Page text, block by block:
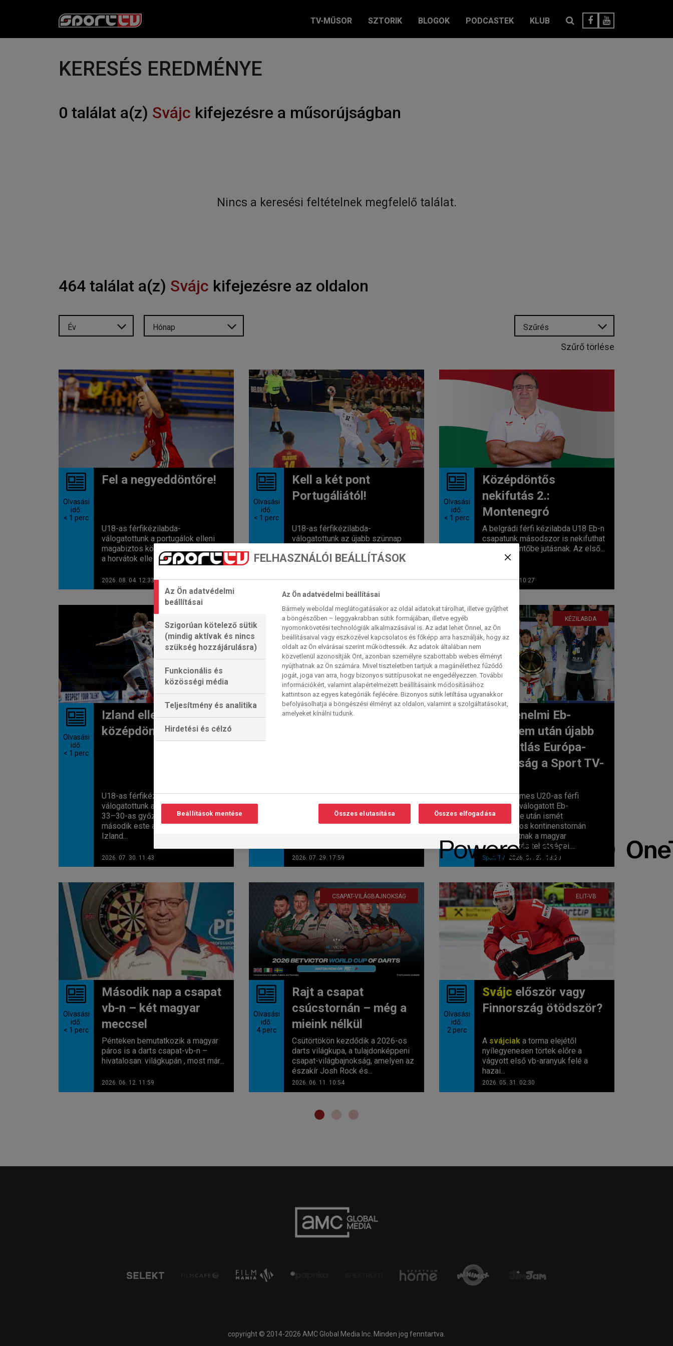
TV-MŰSOR SZTORIK BLOGOK PODCASTEK KLUB
KERESÉS EREDMÉNYE
0 találat a(z) Svájc kifejezésre a műsorújságban
Nincs a keresési feltételnek megfelelő találat.
464 találat a(z) Svájc kifejezésre az oldalon
Év Hónap Szűrés
Szűrő törlése
Olvasási
idő:
< 1 perc
Fel a negyeddöntőre!
U18-as férfikézilabda-
válogatottunk a portugálok elleni
magabiztos középdöntő siker utám
a horvátok elle már csaknm biztos...
2026. 08. 04. 12:33
Olvasási
idő:
< 1 perc
Kell a két pont
Portugáliától!
U18-as férfikézilabda-
válogatottunk az újabb szünnap
középdöntő körben szereplést a
2026. 08. 03. 12:23
Olvasási
idő:
< 1 perc
Középdöntős
nekifutás 2.:
Montenegró
A belgrádi férfi kézilabda U18 Eb-n
csapatunk másodszor is nekifuthat
a középdöntőbe jutásnak. Az első...
2026. 08. 01. 10:27
Olvasási
idő:
< 1 perc
Izland ellen már a
középdöntőért
U18-as férfikézilabda-
válogatottunk a
Svájcelleni szoros
33–30-as győzelem után a
második este a csoportfavorit
Izland...
2026. 07. 30. 11:43
SVÁJC
Újabb korosztályos
Az átütő magyar sikerrel záruló
férfi kézilabda-kontinenstorna az
U20-as Eb után egy újabb
korosztály mérettetik...
2026. 07. 29. 17:59
KÉZILABDA
A történelmi Eb-
győzelem után újabb
utánpótlás Európa-
bajnokság a Sport TV-
Az aranyérmes U20-as férfi
kézilabda-válogatott Eb-
menetelése után ismét
korosztályos kontinenstornán
bizonyíthatnak a magyar
kézilabdázás tehetségei....
Sport TV 2026. 07. 27. 13:20
Olvasási
idő:
< 1 perc
Második nap a csapat
vb-n – két magyar
meccsel
Pénteken bemutatkozik a magyar
páros is a darts csapat-vb-n –
hivatalosan: világkupán , most már...
2026. 06. 12. 11:59
CSAPAT-VILÁGBAJNOKSÁG
Olvasási
idő:
4 perc
Rajt a csapat
csúcstornán – még a
mieink nélkül
Csütörtökön kezdődik a 2026-os
darts világkupa, a tulajdonképpeni
csapat-világbajnokság, amelyen az
északír Josh Rock és...
2026. 06. 11. 10:54
ELIT-VB
Olvasási
idő:
2 perc
Svájc először vagy
Finnország ötödször?
A svájciak a torma elejétől
nyílegyenesen törtek előre a
vágyott első vb-aranyuk felé a
hazai...
2026. 05. 31. 02:30
copyright © 2014-2026 AMC Global Media Inc. Minden jog fenntartva.
FELHASZNÁLÓI BEÁLLÍTÁSOK
Az Ön adatvédelmi
beállításai
Szigorúan kötelező sütik
(mindig aktívak és nincs
szükség hozzájárulásra)
Funkcionális és
közösségi média
Teljesítmény és analitika
Hirdetési és célzó
Az Ön adatvédelmi beállításai
Bármely weboldal meglátogatásakor az oldal adatokat tárolhat, illetve gyűjthet
a böngészőben – leggyakrabban sütik formájában, illetve egyéb
nyomonkövetési technológiák alkalmazásával is. Az adat lehet Önnel, az Ön
beállításaival vagy eszközével kapcsolatos és főképp arra használják, hogy az
oldalt az Ön elvárásai szerint működtessék. Az adatok általában nem
közvetlenül azonosítják Önt, azonban személyre szabottabb webes élményt
nyújthatnak az Ön számára. Mivel tiszteletben tartjuk a magánélethez fűződő
jogát, joga van arra, hogy bizonyos sütitípusokat ne engedélyezzen. További
információkért, valamint alapértelmezett beállításaink módosításához
kattintson az egyes kategóriák fejlécére. Bizonyos sütik letiltása ugyanakkor
befolyásolhatja a böngészési élményt az oldalon, valamint a szolgáltatásokat,
amelyeket kínálni tudunk.
Beállítások mentése Összes elutasítása Összes elfogadása